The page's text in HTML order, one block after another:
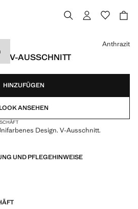
V-AUSSCHNITT
[€ 22,99 ]
Anthrazit
HINZUFÜGEN
LOOK ANSEHEN
Design. V-Ausschnitt.
UND PFLEGEHINWEISE